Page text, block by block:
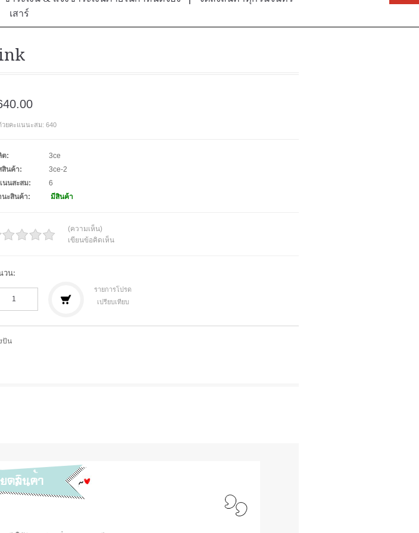
เสาร์
วยคะแนนะสม: 640
ต:
3ce
สินค้า:
3ce-2
นนสะสม:
6
นะสินค้า:
มีสินค้า
(ความเห็น)
เขียนข้อคิดเห็น
วน:
รายการโปรด
เปรียบเทียบ
ปัน